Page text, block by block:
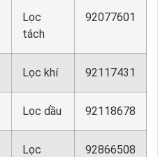
Lọc
tách
92077601
Lọc khí 92117431
Lọc dầu 92118678
Lọc
92866508